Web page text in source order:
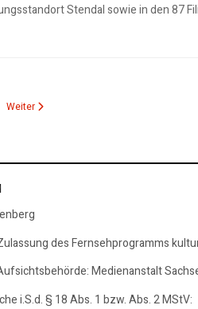
Stendal sowie in den 87
28.11.24: Modernes
Nächster Beitrag: 28.11.24: KMD aktuelle
Weiter
des Fernsehprogramms
Medienanstalt
i.S.d. § 18 Abs. 1 bzw. Abs. 2 MStV: